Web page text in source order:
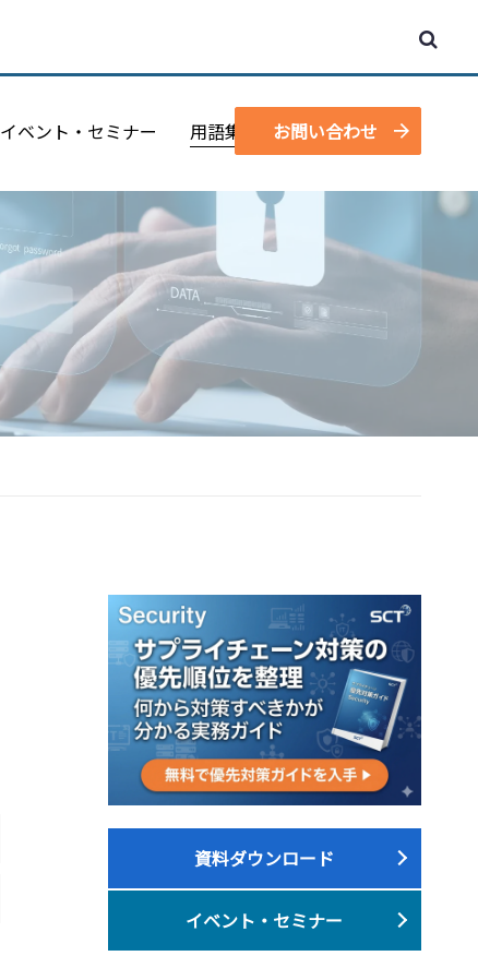
イベント・セミナー 用語集 資料請求
お問い合わせ
資料ダウンロード
イベント・セミナー